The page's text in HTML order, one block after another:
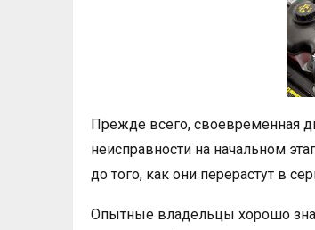
Прежде всего, своевременная
неисправности на начальном
до того, как они перерастут в
Опытные владельцы хорошо